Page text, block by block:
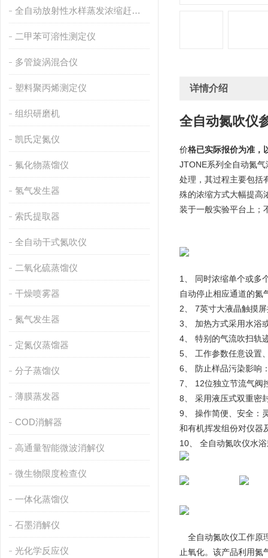
全自动放射性水样蒸发浓缩赶酸仪
二甲苯可溶性测定仪
多管旋涡混合仪
塑料聚丙烯测定仪
组织研磨机
凯氏定氮仪
氟化物蒸馏仪
氢气发生器
索氏提取器
全自动干式氮吹仪
二氧化硫蒸馏仪
干燥喷雾器
氮气发生器
定氮仪蒸馏器
分子蒸馏仪
薄膜蒸发器
COD消解器
高通量智能微波消解仪
微生物限度检查仪
一体化蒸馏仪
石墨消解仪
光化学反应仪
详情介绍
全自动氮吹仪
价格已实际报价为准，
JTONE系列全自动氮
处理，其过程主要包括
殊的浓缩方式大幅提高
装于一般实验平台上；
1、 同时浓缩单个或多
自动停止相应通道的氮
2、 7英寸大液晶触摸
3、 加热方式采用水浴
4、 特别的气流吹扫轨
5、 工作参数任意设置
6、 防止样品污染影响
7、 12位独立节流气阀
8、 采用液压式双重密
9、 操作简便、安全：
和有机挥发组份对仪器
10、 全自动氮吹仪水
全自动氮吹仪工作原
止氧化。该产品利用